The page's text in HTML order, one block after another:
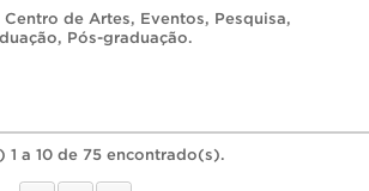
Centro de Artes, Eventos, Pesquisa,
, Pós-graduação.
a 10 de 75 encontrado(s).